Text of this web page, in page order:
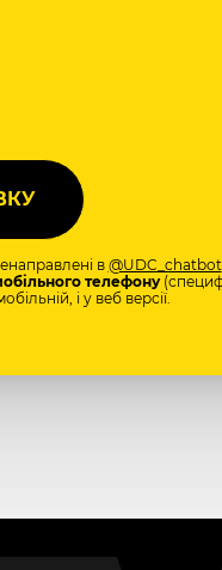
в @UDC_chatbot
телефону
і у веб версії.